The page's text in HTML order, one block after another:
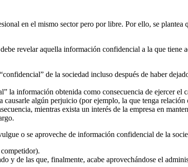
en el mismo sector pero por libre. Por ello, se plantea
revelar aquella información confidencial a la que tiene
de la sociedad incluso después de haber
la información obtenida como consecuencia de ejercer el
causarle algún perjuicio (por ejemplo, la que tenga
mientras exista un interés de la empresa en
o se aproveche de información confidencial de la
y de las que, finalmente, acabe aprovechándose el